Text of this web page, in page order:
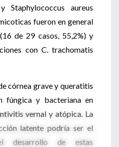
Staphylococcus aureus
fueron en general
de 29 casos, 55,2%) y
con C. trachomatis
córnea grave y queratitis
fúngica y bacteriana en
vernal y atópica. La
latente podría ser el
desarrollo de estas